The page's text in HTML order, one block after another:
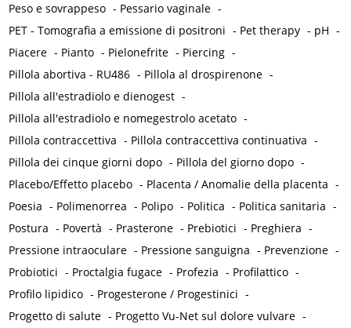
Peso e sovrappeso - Pessario vaginale -
PET - Tomografia a emissione di positroni - Pet therapy - pH -
Piacere - Pianto - Pielonefrite - Piercing -
Pillola abortiva - RU486 - Pillola al drospirenone -
Pillola all'estradiolo e dienogest -
Pillola all'estradiolo e nomegestrolo acetato -
Pillola contraccettiva - Pillola contraccettiva continuativa -
Pillola dei cinque giorni dopo - Pillola del giorno dopo -
Placebo/Effetto placebo - Placenta / Anomalie della placenta -
Poesia - Polimenorrea - Polipo - Politica - Politica sanitaria -
Postura - Povertà - Prasterone - Prebiotici - Preghiera -
Pressione intraoculare - Pressione sanguigna - Prevenzione -
Probiotici - Proctalgia fugace - Profezia - Profilattico -
Profilo lipidico - Progesterone / Progestinici -
Progetto di salute - Progetto Vu-Net sul dolore vulvare -